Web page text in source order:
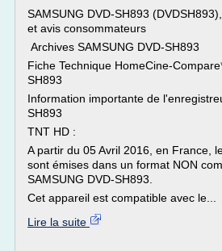
SAMSUNG DVD-SH893
et avis consommateurs
Archives SAMSUNG DVD-SH893
Fiche Technique HomeCine-
SH893
Information importante de
SH893
TNT HD :
A partir du 05 Avril 2016, en France,
sont émises dans un format NON
SAMSUNG DVD-SH893.
Cet appareil est compatible avec le...
Lire la suite